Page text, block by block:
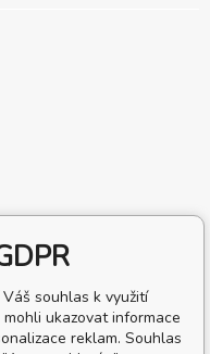
souhlas k využití
ukazovat informace
reklam. Souhlas